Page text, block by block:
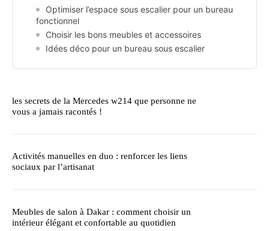
Optimiser l’espace sous escalier pour un bureau
fonctionnel
Choisir les bons meubles et accessoires
Idées déco pour un bureau sous escalier
les secrets de la Mercedes w214 que personne ne
vous a jamais racontés !
Activités manuelles en duo : renforcer les liens
sociaux par l’artisanat
Meubles de salon à Dakar : comment choisir un
intérieur élégant et confortable au quotidien